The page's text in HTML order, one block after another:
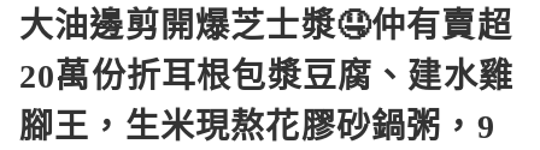
大油邊剪開爆芝士漿🤤仲有賣超
20萬份折耳根包漿豆腐、建水雞
腳王，生米現熬花膠砂鍋粥，9